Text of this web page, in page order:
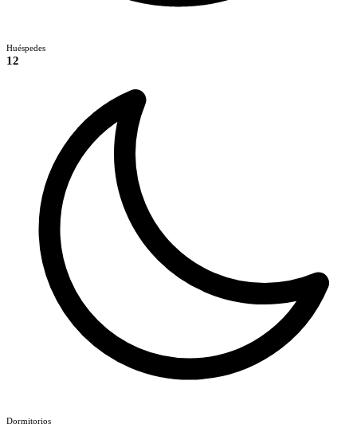
Huéspedes
12
Dormitorios